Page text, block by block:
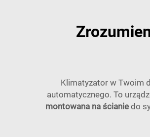
Klimatyzator w Twoim
automatycznego. To
montowana na ścianie do